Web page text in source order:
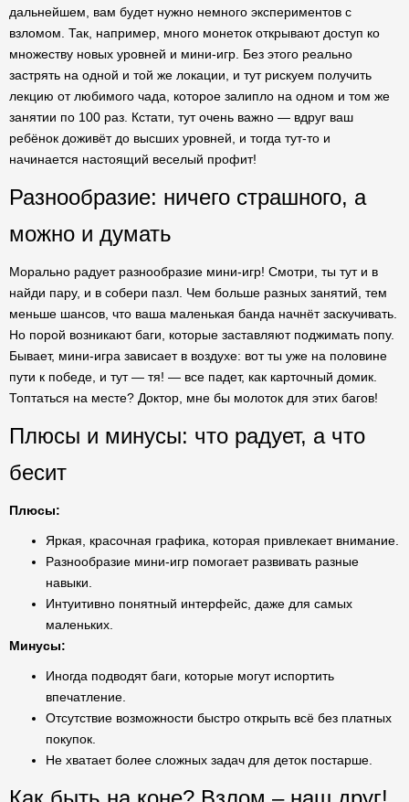
дальнейшем, вам будет нужно немного экспериментов с
взломом. Так, например, много монеток открывают доступ ко
множеству новых уровней и мини-игр. Без этого реально
застрять на одной и той же локации, и тут рискуем получить
лекцию от любимого чада, которое залипло на одном и том же
занятии по 100 раз. Кстати, тут очень важно — вдруг ваш
ребёнок доживёт до высших уровней, и тогда тут-то и
начинается настоящий веселый профит!
Разнообразие: ничего страшного, а
можно и думать
Морально радует разнообразие мини-игр! Смотри, ты тут и в
найди пару, и в собери пазл. Чем больше разных занятий, тем
меньше шансов, что ваша маленькая банда начнёт заскучивать.
Но порой возникают баги, которые заставляют поджимать попу.
Бывает, мини-игра зависает в воздухе: вот ты уже на половине
пути к победе, и тут — тя! — все падет, как карточный домик.
Топтаться на месте? Доктор, мне бы молоток для этих багов!
Плюсы и минусы: что радует, а что
бесит
Плюсы:
Яркая, красочная графика, которая привлекает внимание.
Разнообразие мини-игр помогает развивать разные
навыки.
Интуитивно понятный интерфейс, даже для самых
маленьких.
Минусы:
Иногда подводят баги, которые могут испортить
впечатление.
Отсутствие возможности быстро открыть всё без платных
покупок.
Не хватает более сложных задач для деток постарше.